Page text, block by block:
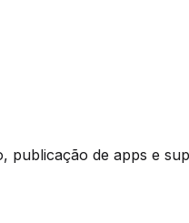
publicação de apps e